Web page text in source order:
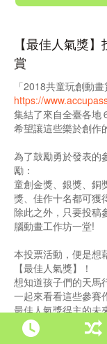
【最佳人氣獎
賞
「2018共童玩創動
https://
集結了來自全臺各地
希望讓這些樂於創作
為了鼓勵勇於發表的
勵：
童創金獎、銀獎、銅
獎、佳作十名都可獲
除此之外，只要投稿
腦動畫工作坊一堂!
本投票活動，便是想
【最佳人氣獎】！
想知道孩子們的天馬
一起來看看這些參賽
最佳人氣獎得主的未
投票辦法: